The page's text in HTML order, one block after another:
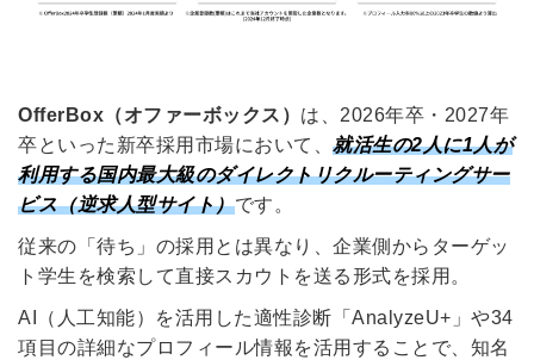
OfferBox（オファーボックス） は、2026年卒・2027年
卒といった新卒採用市場において、 就活生の2人に1人が
利用する国内最大級のダイレクトリクルーティングサー
ビス（逆求人型サイト）です。
従来の「待ち」の採用とは異なり、企業側からターゲッ
ト学生を検索して直接スカウトを送る形式を採用。
AI（人工知能）を活用した適性診断「AnalyzeU+」や34
項目の詳細なプロフィール情報を活用することで、知名